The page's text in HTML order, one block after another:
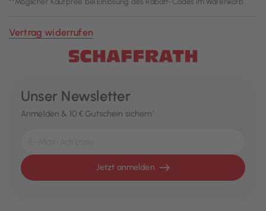
Vertrag widerrufen
Unser Newsletter
Anmelden & 10 € Gutschein sichern¹
Jetzt anmelden